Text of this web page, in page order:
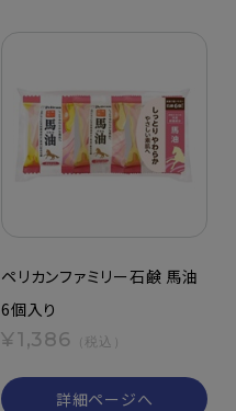
ペリカンファミリー石鹸 馬油
6個入り
¥1,386 （税込）
詳細ページへ